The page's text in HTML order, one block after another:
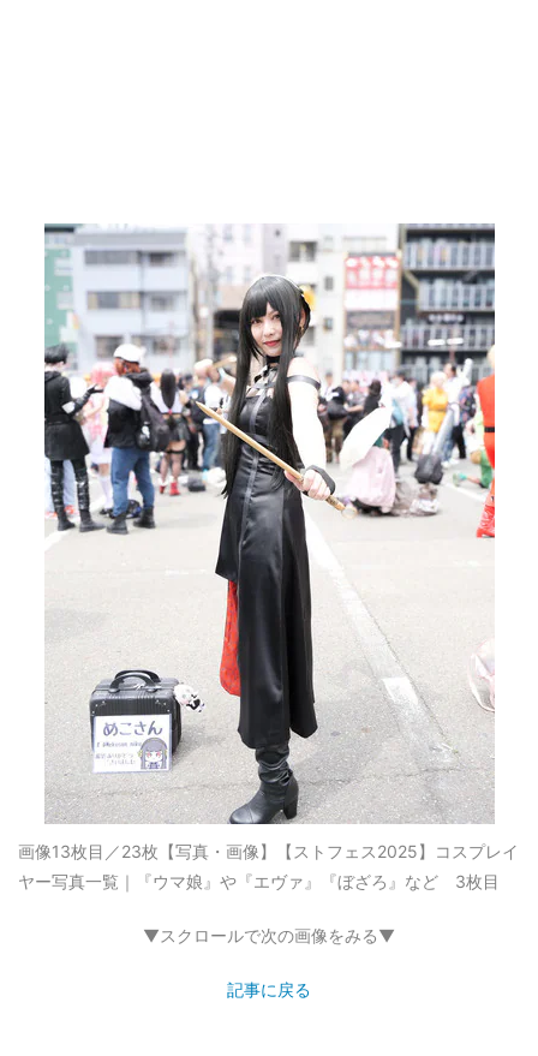
画像13枚目／23枚 【写真・画像】【ストフェス2025】コスプレイ
ヤー写真一覧｜『ウマ娘』や『エヴァ』『ぼざろ』など 3枚目
▼スクロールで次の画像をみる▼
記事に戻る